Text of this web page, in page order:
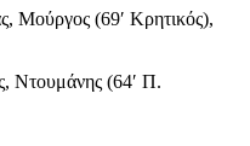
Μούργος (69′ Κρητικός),
Ντουμάνης (64′ Π.